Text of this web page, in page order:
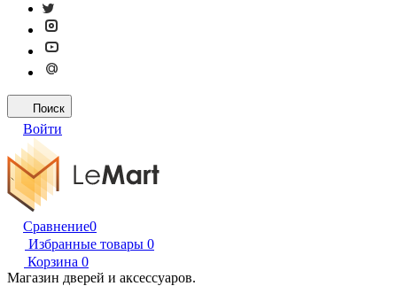
Поиск
Войти
Сравнение0
Избранные товары 0
Корзина 0
Магазин дверей и аксессуаров.